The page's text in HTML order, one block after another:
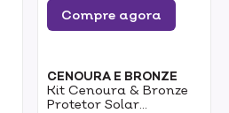
Compre agora
CENOURA E BRONZE
Kit Cenoura & Bronze
Protetor Solar